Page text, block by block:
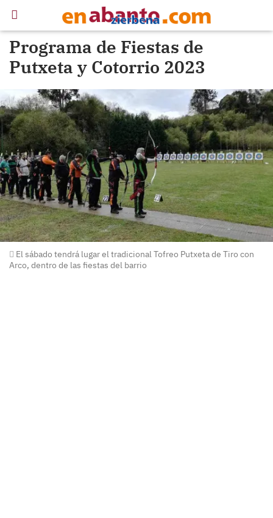
Programa de Fiestas de
Putxeta y Cotorrio 2023
El sábado tendrá lugar el tradicional Tofreo Putxeta de Tiro con
Arco, dentro de las fiestas del barrio